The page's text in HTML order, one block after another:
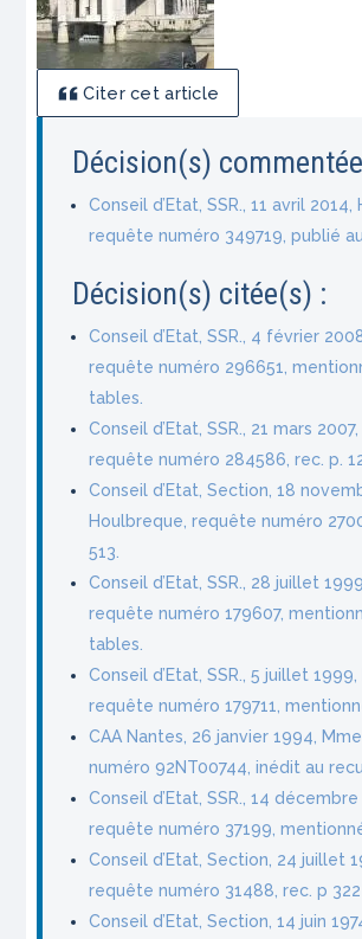
Citer cet article
Décision(s)
Conseil d’Etat, SSR., 11 avril 2014,
requête numéro 349719, publié
Décision(s) citée(s) :
Conseil d’Etat, SSR., 4 février
requête numéro 296651,
tables.
Conseil d’Etat, SSR., 21 mars
requête numéro 284586, rec. p.
Conseil d’Etat, Section, 18
Houlbreque, requête numéro
513.
Conseil d’Etat, SSR., 28 juillet
requête numéro 179607,
tables.
Conseil d’Etat, SSR., 5 juillet
requête numéro 179711,
CAA Nantes, 26 janvier 1994,
numéro 92NT00744, inédit au
Conseil d’Etat, SSR., 14 décembre
requête numéro 37199,
Conseil d’Etat, Section, 24 juillet
requête numéro 31488, rec. p 322
Conseil d’Etat, Section, 14 juin